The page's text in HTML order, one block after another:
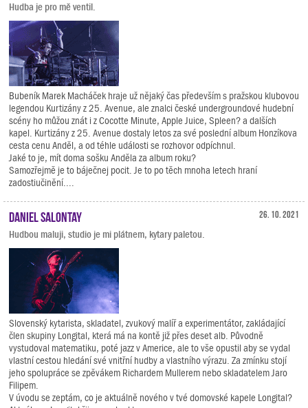
Hudba je pro mě ventil.
Bubeník Marek Macháček hraje už nějaký čas především s pražskou klubovou
legendou Kurtizány z 25. Avenue, ale znalci české undergroundové hudební
scény ho můžou znát i z Cocotte Minute, Apple Juice, Spleen? a dalších
kapel. Kurtizány z 25. Avenue dostaly letos za své poslední album Honzíkova
cesta cenu Anděl, a od téhle události se rozhovor odpíchnul.
Jaké to je, mít doma sošku Anděla za album roku?
Samozřejmě je to báječnej pocit. Je to po těch mnoha letech hraní
zadostiučinění....
26. 10. 2021
Daniel Salontay
Hudbou maluji, studio je mi plátnem, kytary paletou.
Slovenský kytarista, skladatel, zvukový malíř a experimentátor, zakládající
člen skupiny Longital, která má na kontě již přes deset alb. Původně
vystudoval matematiku, poté jazz v Americe, ale to vše opustil aby se vydal
vlastní cestou hledání své vnitřní hudby a vlastního výrazu. Za zmínku stojí
jeho spolupráce se zpěvákem Richardem Mullerem nebo skladatelem Jaro
Filipem.
V úvodu se zeptám, co je aktuálně nového v tvé domovské kapele Longital?